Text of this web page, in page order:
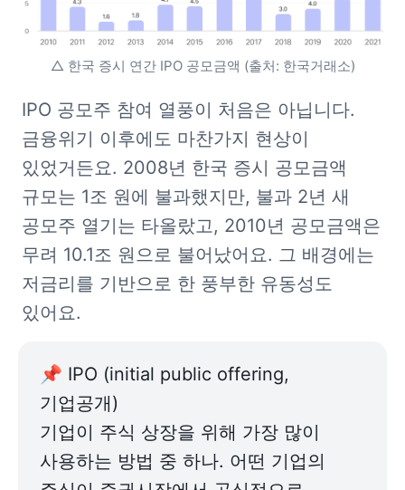
△ 한국 증시 연간 IPO 공모금액 (출처: 한국거래소)
IPO 공모주 참여 열풍이 처음은 아닙니다.
금융위기 이후에도 마찬가지 현상이
있었거든요. 2008년 한국 증시 공모금액
규모는 1조 원에 불과했지만, 불과 2년 새
공모주 열기는 타올랐고, 2010년 공모금액은
무려 10.1조 원으로 불어났어요. 그 배경에는
저금리를 기반으로 한 풍부한 유동성도
있어요.
📌 IPO (initial public offering,
기업공개)
기업이 주식 상장을 위해 가장 많이
사용하는 방법 중 하나. 어떤 기업의